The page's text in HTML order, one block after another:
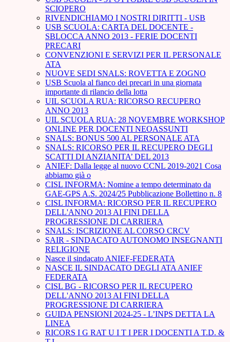
SCIOPERO
RIVENDICHIAMO I NOSTRI DIRITTI - USB
USB SCUOLA: CARTA DEL DOCENTE -
SBLOCCA ANNO 2013 - FERIE DOCENTI
PRECARI
CONVENZIONI E SERVIZI PER IL PERSONALE
ATA
NUOVE SEDI SNALS: ROVETTA E ZOGNO
USB Scuola al fianco dei precari in una giornata
importante di rilancio della lotta
UIL SCUOLA RUA: RICORSO RECUPERO
ANNO 2013
UIL SCUOLA RUA: 28 NOVEMBRE WORKSHOP
ONLINE PER DOCENTI NEOASSUNTI
SNALS: BONUS 500 AL PERSONALE ATA
SNALS: RICORSO PER IL RECUPERO DEGLI
SCATTI DI ANZIANITA’ DEL 2013
ANIEF: Dalla legge al nuovo CCNL 2019-2021 Cosa
abbiamo già o
CISL INFORMA: Nomine a tempo determinato da
GAE-GPS A.S. 2024/25 Pubblicazione Bollettino n. 8
CISL INFORMA: RICORSO PER IL RECUPERO
DELL'ANNO 2013 AI FINI DELLA
PROGRESSIONE DI CARRIERA
SNALS: ISCRIZIONE AL CORSO CRCV
SAIR - SINDACATO AUTONOMO INSEGNANTI
RELIGIONE
Nasce il sindacato ANIEF-FEDERATA
NASCE IL SINDACATO DEGLI ATA ANIEF
FEDERATA
CISL BG - RICORSO PER IL RECUPERO
DELL'ANNO 2013 AI FINI DELLA
PROGRESSIONE DI CARRIERA
GUIDA PENSIONI 2024-25 - L’INPS DETTA LA
LINEA
RICORS I G RAT U I T I PER I DOCENTI A T.D. &